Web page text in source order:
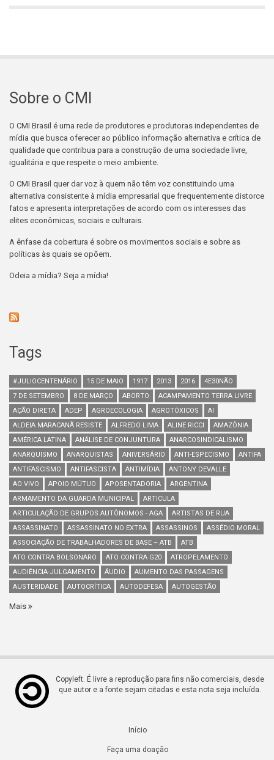
Sobre o CMI
O CMI Brasil é uma rede de produtores e produtoras independentes de
mídia que busca oferecer ao público informação alternativa e crítica de
qualidade que contribua para a construção de uma sociedade livre,
igualitária e que respeite o meio ambiente.
O CMI Brasil quer dar voz à quem não têm voz constituindo uma
alternativa consistente à mídia empresarial que frequentemente distorce
fatos e apresenta interpretações de acordo com os interesses das
elites econômicas, sociais e culturais.
A ênfase da cobertura é sobre os movimentos sociais e sobre as
políticas às quais se opõem.
Odeia a mídia? Seja a mídia!
Tags
#JULIOCENTENÁRIO 15 DE MAIO 1917 2013 2016
4E30NÃO
7 DE SETEMBRO
8 DE MARÇO ABORTO
ACAMPAMENTO TERRA LIVRE
AÇÃO DIRETA
ADEP AGROECOLOGIA AGROTÓXICOS
AI
ALDEIA MARACANÃ RESISTE
ALFREDO LIMA ALINE RICCI
AMAZÔNIA
AMÉRICA LATINA
ANÁLISE DE CONJUNTURA
ANARCOSINDICALISMO
ANARQUISMO
ANARQUISTAS ANIVERSÁRIO ANTI-ESPECISMO
ANTIFA
ANTIFASCISMO
ANTIFASCISTA ANTIMÍDIA
ANTONY DEVALLE
AO VIVO
APOIO MÚTUO APOSENTADORIA
ARGENTINA
ARMAMENTO DA GUARDA MUNICIPAL
ARTICULA
ARTICULAÇÃO DE GRUPOS AUTÔNOMOS - AGA
ARTISTAS DE RUA
ASSASSINATO
ASSASSINATO NO EXTRA ASSASSINOS
ASSÉDIO MORAL
ASSOCIAÇÃO DE TRABALHADORES DE BASE – ATB
ATB
ATO CONTRA BOLSONARO
ATO CONTRA G20
ATROPELAMENTO
AUDIÊNCIA-JULGAMENTO
ÁUDIO
AUMENTO DAS PASSAGENS
AUSTERIDADE
AUTOCRÍTICA AUTODEFESA AUTOGESTÃO
Mais
Copyleft. É livre a reprodução para fins não comerciais, desde
que autor e a fonte sejam citadas e esta nota seja incluída.
Início
Faça uma doação